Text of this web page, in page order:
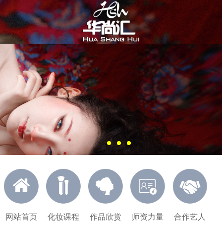
网站首页 化妆课程 作品欣赏 师资力量 合作艺人